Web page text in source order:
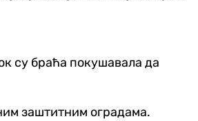
су браћа покушавала да
заштитним оградама.